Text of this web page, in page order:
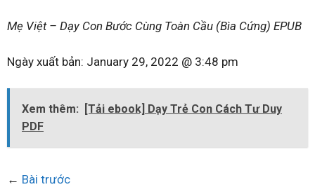
Mẹ Việt – Dạy Con Bước Cùng Toàn Cầu (Bìa Cứng) EPUB
Ngày xuất bản: January 29, 2022 @ 3:48 pm
Xem thêm:
[Tải ebook] Dạy Trẻ Con Cách Tư Duy
PDF
← Bài trước